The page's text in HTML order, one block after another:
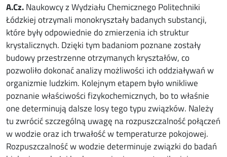
A.Cz.Naukowcy z Wydziału Chemicznego Politechniki
Łódzkiej otrzymali monokryształy badanych substancji,
które były odpowiednie do zmierzenia ich struktur
krystalicznych. Dzięki tym badaniom poznane zostały
budowy przestrzenne otrzymanych kryształów, co
pozwoliło dokonać analizy możliwości ich oddziaływań w
organizmie ludzkim. Kolejnym etapem było wnikliwe
poznanie właściwości fizykochemicznych, bo to właśnie
one determinują dalsze losy tego typu związków. Należy
tu zwrócić szczególną uwagę na rozpuszczalność połączeń
w wodzie oraz ich trwałość w temperaturze pokojowej.
Rozpuszczalność w wodzie determinuje związki do badań